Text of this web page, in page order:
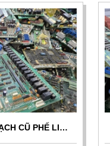
giới thiệu.
CŨ PHẾ LIỆU